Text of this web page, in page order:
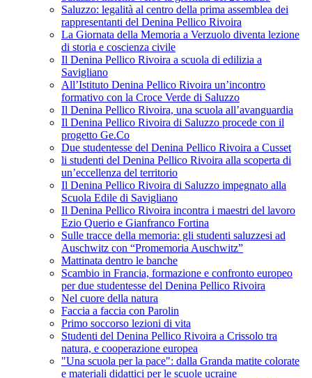
Saluzzo: legalità al centro della prima assemblea dei
rappresentanti del Denina Pellico Rivoira
La Giornata della Memoria a Verzuolo diventa lezione
di storia e coscienza civile
Il Denina Pellico Rivoira a scuola di edilizia a
Savigliano
All’Istituto Denina Pellico Rivoira un’incontro
formativo con la Croce Verde di Saluzzo
Il Denina Pellico Rivoira, una scuola all’avanguardia
Il Denina Pellico Rivoira di Saluzzo procede con il
progetto Ge.Co
Due studentesse del Denina Pellico Rivoira a Cusset
li studenti del Denina Pellico Rivoira alla scoperta di
un’eccellenza del territorio
Il Denina Pellico Rivoira di Saluzzo impegnato alla
Scuola Edile di Savigliano
Il Denina Pellico Rivoira incontra i maestri del lavoro
Ezio Querio e Gianfranco Fortina
Sulle tracce della memoria: gli studenti saluzzesi ad
Auschwitz con “Promemoria Auschwitz”
Mattinata dentro le banche
Scambio in Francia, formazione e confronto europeo
per due studentesse del Denina Pellico Rivoira
Nel cuore della natura
Faccia a faccia con Parolin
Primo soccorso lezioni di vita
Studenti del Denina Pellico Rivoira a Crissolo tra
natura, e cooperazione europea
"Una scuola per la pace": dalla Granda matite colorate
e materiali didattici per le scuole ucraine